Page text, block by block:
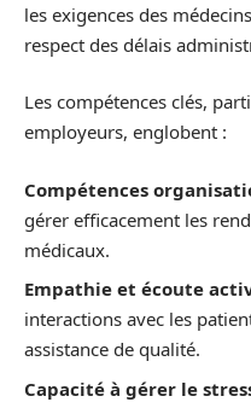
les exigences des
respect des délais
Les compétences clés,
employeurs, englobent :
Compétences
gérer efficacement les
médicaux.
Empathie et écoute
interactions avec les
assistance de qualité.
Capacité à gérer le